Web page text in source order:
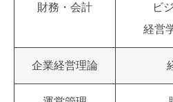
財務・会計
ビ
経営
企業経営理論